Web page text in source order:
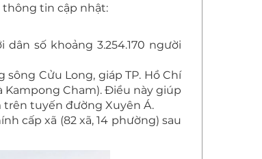
thông tin cập nhật:
số khoảng 3.254.170 người
Cửu Long, giáp TP. Hồ Chí
Kampong Cham). Điều này giúp
trên tuyến đường Xuyên Á.
cấp xã (82 xã, 14 phường) sau